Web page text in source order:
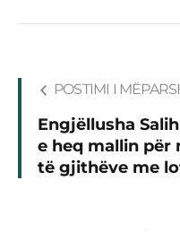
POSTIMI I
Engjëllusha
e heq mallin për
të gjithëve me